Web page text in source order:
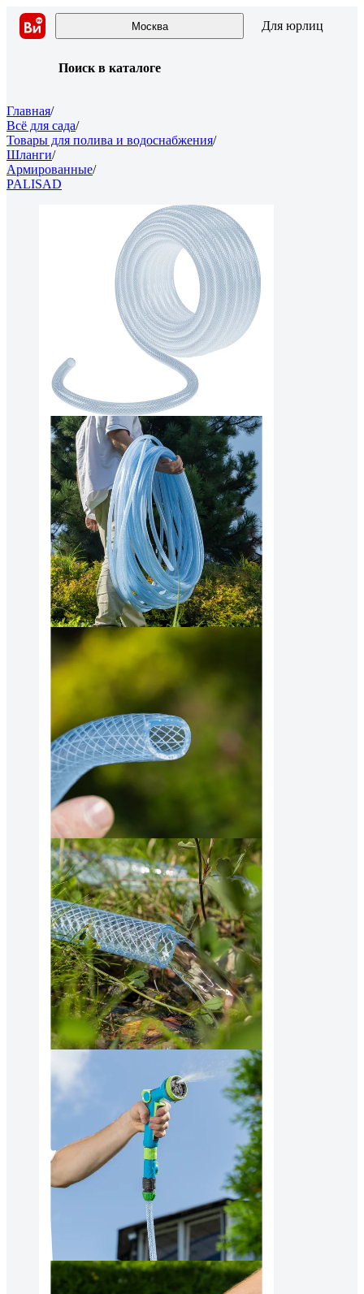
Москва Для юрлиц
Поиск в каталоге
Главная/
Всё для сада/
Товары для полива и водоснабжения/
Шланги/
Армированные/
PALISAD